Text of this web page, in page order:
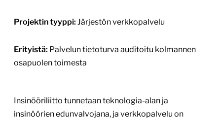
Projektin tyyppi: Järjestön verkkopalvelu
Erityistä: Palvelun tietoturva auditoitu kolmannen
osapuolen toimesta
Insinööriliitto tunnetaan teknologia-alan ja
insinöörien edunvalvojana, ja verkkopalvelu on